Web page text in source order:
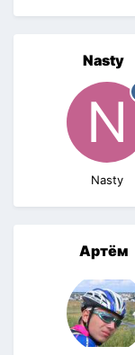
Nasty
Nasty
Артём